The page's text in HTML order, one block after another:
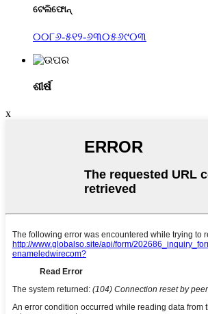
ଟେଲିଫୋନ୍
୦୦୮୬-୫୧୨-୬୩୦୫୬୯୦୩
ଶୀର୍ଷ
x